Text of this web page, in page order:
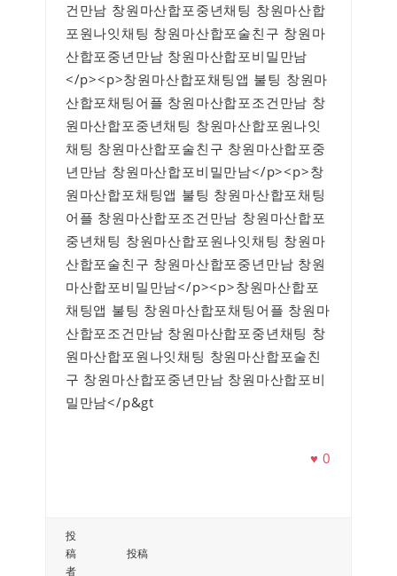
건만남 창원마산합포중년채팅 창원마산합
포원나잇채팅 창원마산합포술친구 창원마
산합포중년만남 창원마산합포비밀만남
</p><p>창원마산합포채팅앱 불팅 창원마
산합포채팅어플 창원마산합포조건만남 창
원마산합포중년채팅 창원마산합포원나잇
채팅 창원마산합포술친구 창원마산합포중
년만남 창원마산합포비밀만남</p><p>창
원마산합포채팅앱 불팅 창원마산합포채팅
어플 창원마산합포조건만남 창원마산합포
중년채팅 창원마산합포원나잇채팅 창원마
산합포술친구 창원마산합포중년만남 창원
마산합포비밀만남</p><p>창원마산합포
채팅앱 불팅 창원마산합포채팅어플 창원마
산합포조건만남 창원마산합포중년채팅 창
원마산합포원나잇채팅 창원마산합포술친
구 창원마산합포중년만남 창원마산합포비
밀만남</p&gt
♥0
投
稿
者
投稿